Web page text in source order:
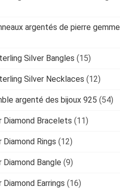
argentés de pierre gemme
Silver Bangles (15)
Silver Necklaces (12)
argenté des bijoux 925 (54)
Diamond Bracelets (11)
Diamond Rings (12)
Diamond Bangle (9)
Diamond Earrings (16)